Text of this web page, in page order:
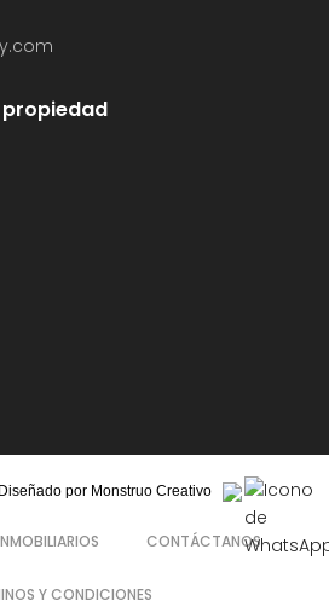
propiedad
por Monstruo Creativo
CONTÁCTANOS
Y CONDICIONES